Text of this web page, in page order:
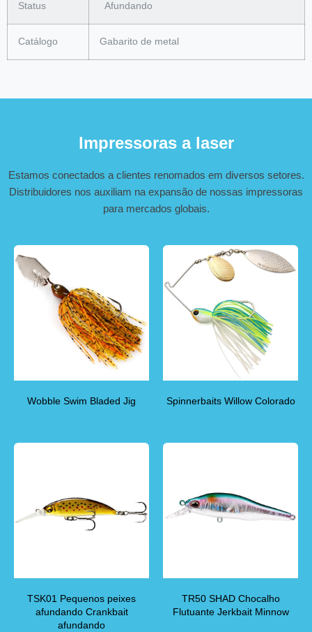
Status Afundando
Catálogo Gabarito de metal
Impressoras a laser
Estamos conectados a clientes renomados em diversos setores.
Distribuidores nos auxiliam na expansão de nossas impressoras
para mercados globais.
Wobble Swim Bladed Jig Spinnerbaits Willow Colorado
TSK01 Pequenos peixes
afundando Crankbait
afundando
TR50 SHAD Chocalho
Flutuante Jerkbait Minnow